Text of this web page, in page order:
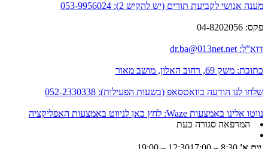
מענה אנושי לקביעת תורים (יש להקיש 2): 053-9956024
פקס: 04-8202056
דוא”ל: dr.ba@013net.net
כתובת: משק 69, רחוב האלון, מושב מאור
שלחו לנו הודעה בוואטסאפ (בשעות הפעילות): 052-2330338
נווטו אלינו באמצעות Waze:
לחץ כאן לניווט באמצעות האפליקציה
המרפאה סגורה כעת